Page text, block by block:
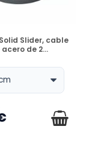
Slider, cable
acero de 2...